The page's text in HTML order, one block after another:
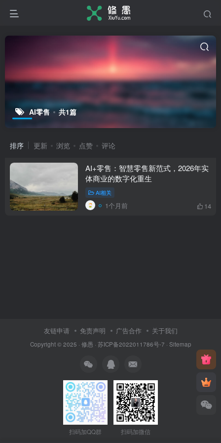
AI零售 共1篇
排序 更新 浏览 点赞 评论
AI+零售：智慧零售新范式，2026年实
体商业的数字化重生
AI相关
1个月前 14
友链申请 免责声明 广告合作 关于我们
Copyright © 2025 · 修愚 · 苏ICP备2022011786号-7 · Sitemap
扫码加QQ群 扫码加微信